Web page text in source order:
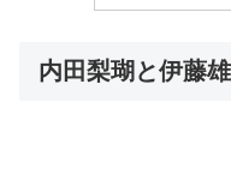
内田梨瑚と伊藤